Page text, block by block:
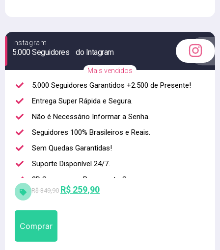
Instagram
5.000 Seguidores do Intagram
5.000 Seguidores Garantidos +2.500 de Presente!
Entrega Super Rápida e Segura.
Não é Necessário Informar a Senha.
Seguidores 100% Brasileiros e Reais.
Sem Quedas Garantidas!
Suporte Disponível 24/7.
3D Secure para Pagamento Seguro.
Alta qualidade
Mais vendidos
R$349,90 R$ 259,90
Comprar